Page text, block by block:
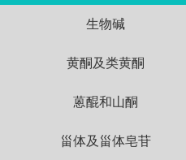
生物碱
黄酮及类黄酮
蒽醌和山酮
甾体及甾体皂苷